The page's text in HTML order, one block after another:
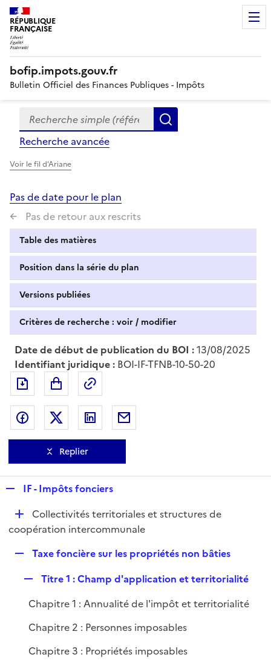
RÉPUBLIQUE
FRANÇAISE
bofip.impots.gouv.fr
Bulletin Officiel des Finances Publiques - Impôts
Formulaire
de
recherche
Recherche simple (références, mots clés, partie du
Recherche avancée
Voir le fil d'Ariane
Pas de date pour le plan
Pas de retour aux rescrits
Table des matières
Position dans la série du plan
Versions publiées
Critères de recherche : voir / modifier
Date de début de publication du BOI :13/08/2025
Identifiant juridique : BOI-IF-TFNB-10-50-20
Exporter le document au format pdf
Partager sur Facebook
Partager sur Twitter
Partager sur LinkedIn
Replier
p
l
IF - Impôts fonciers
D
é
r
Collectivités territoriales et structures de
coopération intercommunale
p
e
Taxe foncière sur les propriétés non bâties
p
l
e
Titre 1 : Champ d'application et territorialité
Chapitre 1 : Annualité de l'impôt et territorialité
Chapitre 2 : Personnes imposables
Chapitre 3 : Propriétés imposables